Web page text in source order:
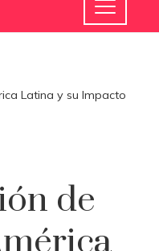
Latina y su Impacto
de